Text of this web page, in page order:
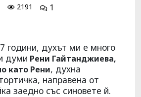
2191 1
години, духът ми е много
думи Рени Гайтанджиева,
като Рени, духна
направена от
заедно със синовете й.